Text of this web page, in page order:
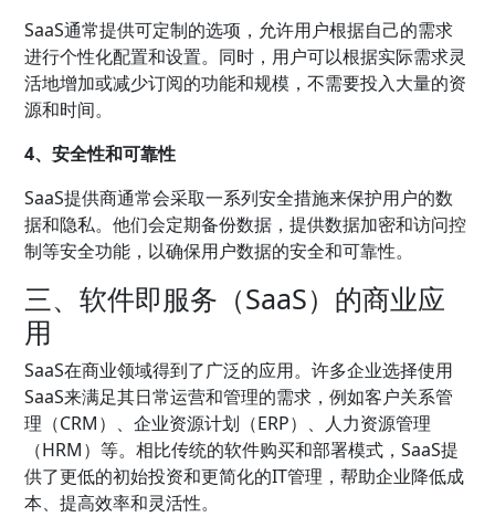
SaaS通常提供可定制的选项，允许用户根据自己的需求
进行个性化配置和设置。同时，用户可以根据实际需求灵
活地增加或减少订阅的功能和规模，不需要投入大量的资
源和时间。
4、安全性和可靠性
SaaS提供商通常会采取一系列安全措施来保护用户的数
据和隐私。他们会定期备份数据，提供数据加密和访问控
制等安全功能，以确保用户数据的安全和可靠性。
三、软件即服务（SaaS）的商业应
用
SaaS在商业领域得到了广泛的应用。许多企业选择使用
SaaS来满足其日常运营和管理的需求，例如客户关系管
理（CRM）、企业资源计划（ERP）、人力资源管理
（HRM）等。相比传统的软件购买和部署模式，SaaS提
供了更低的初始投资和更简化的IT管理，帮助企业降低成
本、提高效率和灵活性。